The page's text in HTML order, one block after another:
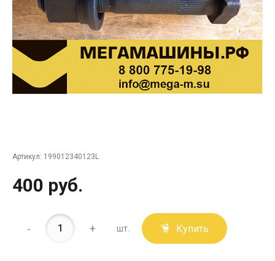
Артикул: 199012340123L
400 руб.
- + шт. Купить